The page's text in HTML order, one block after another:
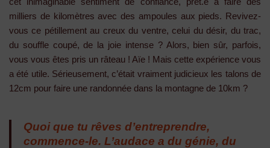
milliers de kilomètres avec des ampoules aux pieds. Revivez-
vous ce pétillement au creux du ventre, celui du désir, du trac,
du souffle coupé, de la joie intense ? Alors, bien sûr, parfois,
vous vous êtes pris un râteau ! Aïe ! Mais cette expérience vous
a été utile. Sérieusement, c’était vraiment judicieux les talons de
12cm pour faire une randonnée dans la montagne de 10km ?
Quoi que tu rêves d’entreprendre,
commence-le. L’audace a du génie, du